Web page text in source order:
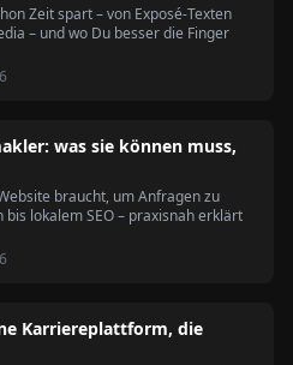
Zeit spart – von Exposé-Texten
– und wo Du besser die Finger
was sie können muss,
braucht, um Anfragen zu
lokalem SEO – praxisnah erklärt
Karriereplattform, die